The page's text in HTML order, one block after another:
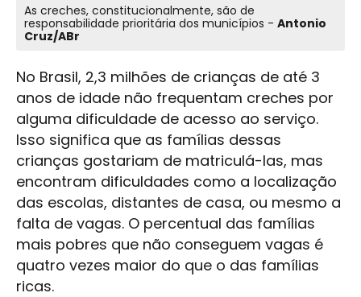
As creches, constitucionalmente, são de
responsabilidade prioritária dos municípios - Antonio
Cruz/ABr
No Brasil, 2,3 milhões de crianças de até 3
anos de idade não frequentam creches por
alguma dificuldade de acesso ao serviço.
Isso significa que as famílias dessas
crianças gostariam de matriculá-las, mas
encontram dificuldades como a localização
das escolas, distantes de casa, ou mesmo a
falta de vagas. O percentual das famílias
mais pobres que não conseguem vagas é
quatro vezes maior do que o das famílias
ricas.